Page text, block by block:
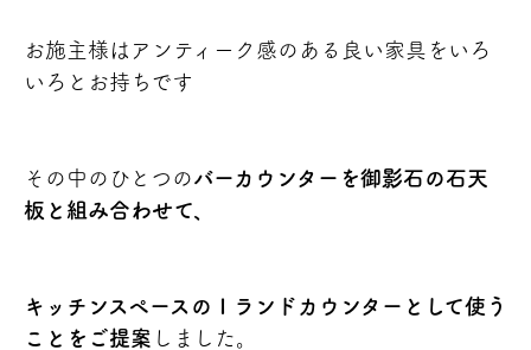
お施主様はアンティーク感のある良い家具をいろ
いろとお持ちです
その中のひとつのバーカウンターを御影石の石天
板と組み合わせて、
キッチンスペースのＩランドカウンターとして使う
ことをご提案 しました。